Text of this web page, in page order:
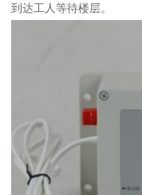
到达工人等待楼层。